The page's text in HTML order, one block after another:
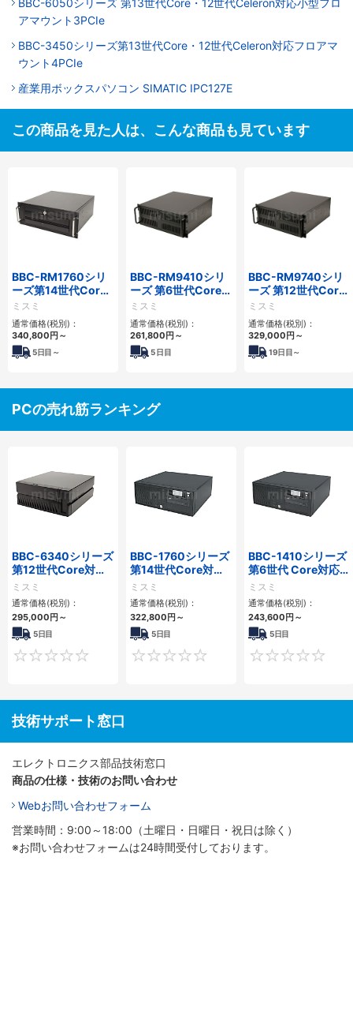
アマウント3PCIe
BBC-3450シリーズ第13世代Core・12世代Celeron対応フロアマ
ウント4PCIe
産業用ボックスパソコン SIMATIC IPC127E
この商品を見た人は、こんな商品も見ています
BBC-RM1760シリ
ーズ第14世代Core
対応ラックマウント
3PCIe
ミスミ
通常価格(税別)：
340,800円～
5日目～
BBC-RM9410シリ
ーズ 第6世代Core対
応ラックマウント
FAPC 3PCI・3PCIe
ミスミ
通常価格(税別)：
261,800円～
5日目
BBC-RM9740シリ
ーズ 第12世代Core
対応ラックマウント
FAPC4PCI・3PCIe
ミスミ
通常価格(税別)：
329,000円～
19日目～
PCの売れ筋ランキング
BBC-6340シリーズ
第12世代Core対応
小型フロアマウント
PC2PCI/2PCIe
ミスミ
通常価格(税別)：
295,000円～
5日目
0
BBC-1760シリーズ
第14世代Core対応
小型フロアマウント
3PCIe
ミスミ
通常価格(税別)：
322,800円～
5日目
0
BBC-1410シリーズ
第6世代 Core対応フ
ロアマウントFAPC
3PCI・3PCIe
ミスミ
通常価格(税別)：
243,600円～
5日目
技術サポート窓口
エレクトロニクス部品技術窓口
商品の仕様・技術のお問い合わせ
Webお問い合わせフォーム
営業時間：9:00～18:00（土曜日・日曜日・祝日は除く）
※お問い合わせフォームは24時間受付しております。